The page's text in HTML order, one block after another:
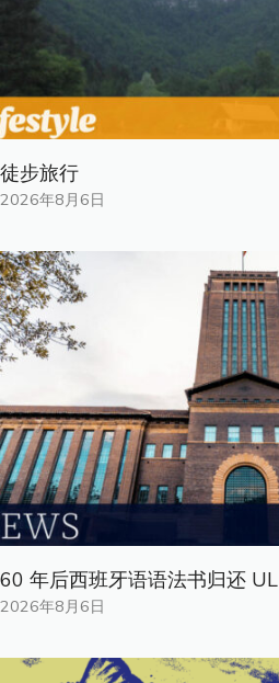
徒步旅行
2026年8月6日
60 年后西班牙语语法书归还 UL
2026年8月6日